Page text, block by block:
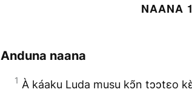
NAANA 1
Anduna naana
1 À káaku Luda musu kↄ̃n tↄↄtɛo